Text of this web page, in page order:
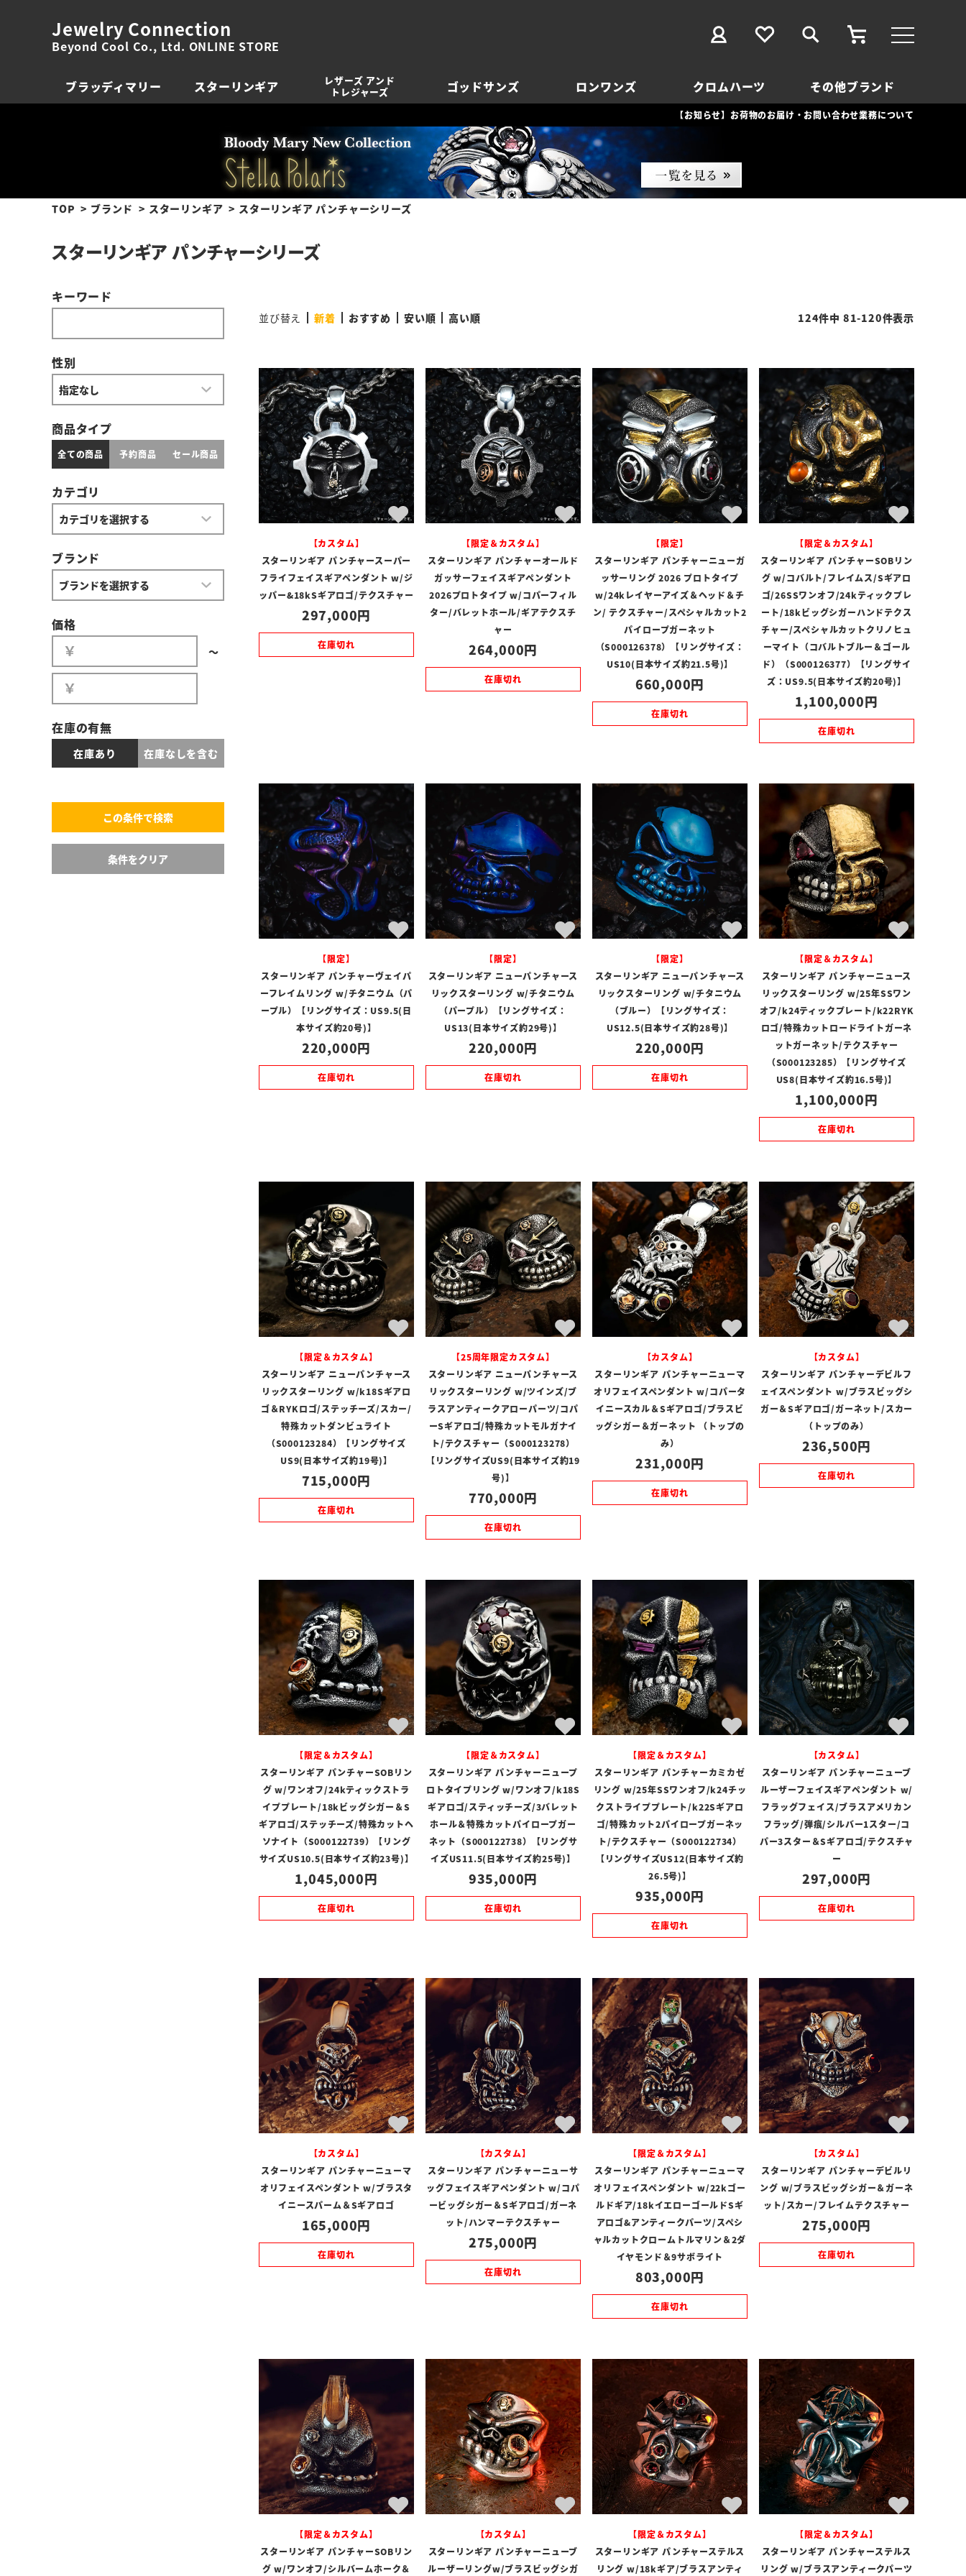
Jewelry Connection
Beyond Cool Co., Ltd. ONLINE STORE
ブラッディマリー スターリンギア
レザーズ アンド
トレジャーズ
ゴッドサンズ ロンワンズ クロムハーツ その他ブランド
【お知らせ】お荷物のお届け・お問い合わせ業務について
TOP ブランド スターリンギア スターリンギア パンチャーシリーズ
スターリンギア パンチャーシリーズ
キーワード
性別
商品タイプ
全ての商品 予約商品 セール商品
カテゴリ
ブランド
価格
〜
在庫の有無
在庫あり 在庫なしを含む
並び替え 新着 おすすめ 安い順 高い順 124件中 81-120件表示
【カスタム】
スターリンギア パンチャースーパー
フライフェイスギアペンダント w/ジ
ッパー&18kSギアロゴ/テクスチャー
297,000
在庫切れ
【限定＆カスタム】
スターリンギア パンチャーオールド
ガッサーフェイスギアペンダント
2026プロトタイプ w/コパーフィル
ター/バレットホール/ギアテクスチ
ャー
264,000
在庫切れ
【限定】
スターリンギア パンチャーニューガ
ッサーリング 2026 プロトタイプ
w/24kレイヤーアイズ＆ヘッド＆チ
ン/ テクスチャー/スペシャルカット2
パイロープガーネット
（S000126378）【リングサイズ：
US10(日本サイズ約21.5号)】
660,000
在庫切れ
【限定＆カスタム】
スターリンギア パンチャーSOBリン
グ w/コバルト/フレイムス/Sギアロ
ゴ/26SSワンオフ/24kティックプレ
ート/18kビッグシガーハンドテクス
チャー/スペシャルカットクリノヒュ
ーマイト（コバルトブルー＆ゴール
ド）（S000126377）【リングサイ
ズ：US9.5(日本サイズ約20号)】
1,100,000
在庫切れ
【限定】
スターリンギア パンチャーヴェイパ
ーフレイムリング w/チタニウム（パ
ープル）【リングサイズ：US9.5(日
本サイズ約20号)】
220,000
在庫切れ
【限定】
スターリンギア ニューパンチャース
リックスターリング w/チタニウム
（パープル）【リングサイズ：
US13(日本サイズ約29号)】
220,000
在庫切れ
【限定】
スターリンギア ニューパンチャース
リックスターリング w/チタニウム
（ブルー）【リングサイズ：
US12.5(日本サイズ約28号)】
220,000
在庫切れ
【限定＆カスタム】
スターリンギア パンチャーニュース
リックスターリング w/25年SSワン
オフ/k24ティックプレート/k22RYK
ロゴ/特殊カットロードライトガーネ
ットガーネット/テクスチャー
（S000123285）【リングサイズ
US8(日本サイズ約16.5号)】
1,100,000
在庫切れ
【限定＆カスタム】
スターリンギア ニューパンチャース
リックスターリング w/k18Sギアロ
ゴ＆RYKロゴ/ステッチーズ/スカー/
特殊カットダンビュライト
（S000123284）【リングサイズ
US9(日本サイズ約19号)】
715,000
在庫切れ
【25周年限定カスタム】
スターリンギア ニューパンチャース
リックスターリング w/ツインズ/ブ
ラスアンティークアローパーツ/コパ
ーSギアロゴ/特殊カットモルガナイ
ト/テクスチャー（S000123278）
【リングサイズUS9(日本サイズ約19
号)】
770,000
在庫切れ
【カスタム】
スターリンギア パンチャーニューマ
オリフェイスペンダント w/コパータ
イニースカル＆Sギアロゴ/ブラスビ
ッグシガー＆ガーネット （トップの
み）
231,000
在庫切れ
【カスタム】
スターリンギア パンチャーデビルフ
ェイスペンダント w/ブラスビッグシ
ガー＆Sギアロゴ/ガーネット/スカー
（トップのみ）
236,500
在庫切れ
【限定＆カスタム】
スターリンギア パンチャーSOBリン
グ w/ワンオフ/24kティックストラ
イププレート/18kビッグシガー＆S
ギアロゴ/ステッチーズ/特殊カットヘ
ソナイト（S000122739）【リング
サイズUS10.5(日本サイズ約23号)】
1,045,000
在庫切れ
【限定＆カスタム】
スターリンギア パンチャーニュープ
ロトタイプリング w/ワンオフ/k18S
ギアロゴ/スティッチーズ/3バレット
ホール＆特殊カットパイロープガー
ネット（S000122738）【リングサ
イズUS11.5(日本サイズ約25号)】
935,000
在庫切れ
【限定＆カスタム】
スターリンギア パンチャーカミカゼ
リング w/25年SSワンオフ/k24チッ
クストライププレート/k22Sギアロ
ゴ/特殊カット2パイロープガーネッ
ト/テクスチャー（S000122734）
【リングサイズUS12(日本サイズ約
26.5号)】
935,000
在庫切れ
【カスタム】
スターリンギア パンチャーニューブ
ルーザーフェイスギアペンダント w/
フラッグフェイス/ブラスアメリカン
フラッグ/弾痕/シルバー1スター/コ
パー3スター＆Sギアロゴ/テクスチャ
ー
297,000
在庫切れ
【カスタム】
スターリンギア パンチャーニューマ
オリフェイスペンダント w/ブラスタ
イニースパーム＆Sギアロゴ
165,000
在庫切れ
【カスタム】
スターリンギア パンチャーニューサ
ッグフェイスギアペンダント w/コパ
ービッグシガー＆Sギアロゴ/ガーネ
ット/ハンマーテクスチャー
275,000
在庫切れ
【限定＆カスタム】
スターリンギア パンチャーニューマ
オリフェイスペンダント w/22kゴー
ルドギア/18kイエローゴールドSギ
アロゴ&アンティークパーツ/スペシ
ャルカットクロームトルマリン＆2ダ
イヤモンド＆9サボライト
803,000
在庫切れ
【カスタム】
スターリンギア パンチャーデビルリ
ング w/ブラスビッグシガー＆ガーネ
ット/スカー/フレイムテクスチャー
275,000
在庫切れ
【限定＆カスタム】
スターリンギア パンチャーSOBリン
グ w/ワンオフ/シルバームホーク＆
【カスタム】
スターリンギア パンチャーニューブ
ルーザーリングw/ブラスビッグシガ
【限定＆カスタム】
スターリンギア パンチャーステルス
リング w/18kギア/ブラスアンティ
【限定＆カスタム】
スターリンギア パンチャーステルス
リング w/ブラスアンティークパーツ